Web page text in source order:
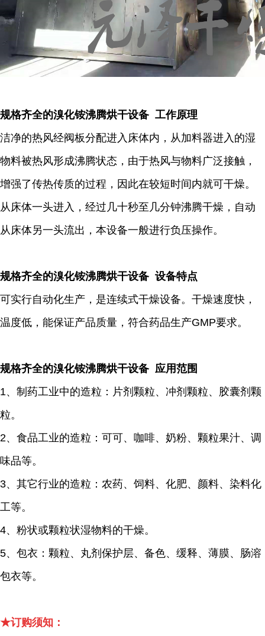
规格齐全的溴化铵沸腾烘干设备 工作原理
洁净的热风经阀板分配进入床体内，从加料器进入的湿
物料被热风形成沸腾状态，由于热风与物料广泛接触，
增强了传热传质的过程，因此在较短时间内就可干燥。
从床体一头进入，经过几十秒至几分钟沸腾干燥，自动
从床体另一头流出，本设备一般进行负压操作。
规格齐全的溴化铵沸腾烘干设备 设备特点
可实行自动化生产，是连续式干燥设备。干燥速度快，
温度低，能保证产品质量，符合药品生产GMP要求。
规格齐全的溴化铵沸腾烘干设备 应用范围
1、制药工业中的造粒：片剂颗粒、冲剂颗粒、胶囊剂颗
粒。
2、食品工业的造粒：可可、咖啡、奶粉、颗粒果汁、调
味品等。
3、其它行业的造粒：农药、饲料、化肥、颜料、染料化
工等。
4、粉状或颗粒状湿物料的干燥。
5、包衣：颗粒、丸剂保护层、备色、缓释、薄膜、肠溶
包衣等。
★订购须知：